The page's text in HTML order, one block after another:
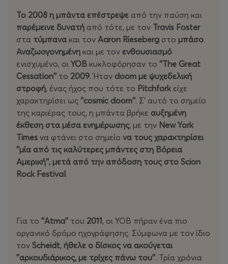
Το 2008 η μπάντα επέστρεψε από την παύση και
παρέμεινε δυνατή από τότε, με τον Travis Foster
στα τύμπανα και τον Aaron Rieseberg στο μπάσο.
Αναζωογονημένη και με τον ενθουσιασμό
ενισχυμένο, οι ΥΟΒ κυκλοφόρησαν το ''The Great
Cessation'' το 2009. Ήταν doom με ψυχεδελική
στροφή, ένας ήχος που τότε το Pitchfork είχε
χαρακτηρίσει ως ''cosmic doom''. Σ' αυτό το σημείο
της καριέρας τους, η μπάντα βρήκε αυξημένη
έκθεση στα μέσα ενημέρωσης, με την New York
Times να φτάνει στο σημείο να τους χαρακτηρίσει
''μία από τις καλύτερες μπάντες στη Βόρεια
Αμερική'', μετά από την απόδοση τους στο Scion
Rock Festival.
Για το ''Atma'' του 2011, οι YOB πήραν ένα πιο
οργανικό δρόμο ηχογράφησης. Σύμφωνα με τον ίδιο
τον Scheidt, ήθελε ο δίσκος να ακούγεται
''αρκουδιάρικος, με τρίχες πάνω του''. Τρία χρόνια